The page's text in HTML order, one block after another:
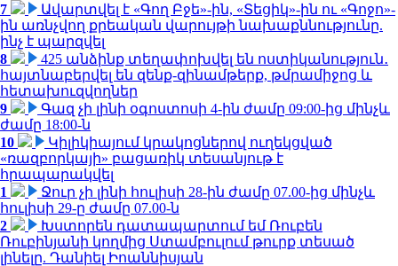
7
Ավարտվել է «Գող Բջե»-ին, «Տեցիկ»-ին ու «Գոջո»-
ին առնչվող քրեական վարույթի նախաքննությունը.
ինչ է պարզվել
8
425 անձինք տեղափոխվել են ոստիկանություն․
հայտնաբերվել են զենք-զինամթերք, թմրամիջոց և
հետախուզվողներ
9
Գազ չի լինի օգոստոսի 4-ին ժամը 09:00-ից մինչև
ժամը 18:00-ն
10
Կիլիկիայում կրակոցներով ուղեկցված
«ռազբորկայի» բացառիկ տեսանյութ է
հրապարակվել
1
Ջուր չի լինի հուլիսի 28-ին ժամը 07.00-ից մինչև
հուլիսի 29-ը ժամը 07.00-ն
2
Խստորեն դատապարտում եմ Ռուբեն
Ռուբինյանի կողմից Ստամբուլում թուրք տեսած
լինելը. Դանիել Իոաննիսյան